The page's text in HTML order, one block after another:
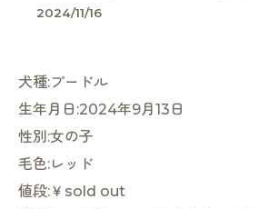
2024/11/16
犬種:プードル
生年月日:2024年9月13日
性別:女の子
毛色:レッド
値段:￥sold out